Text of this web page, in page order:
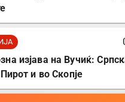
изјава на Вучиќ:
и во Скопје